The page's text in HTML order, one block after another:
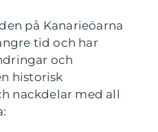
på Kanarieöarna
tid och har
och
historisk
nackdelar med all